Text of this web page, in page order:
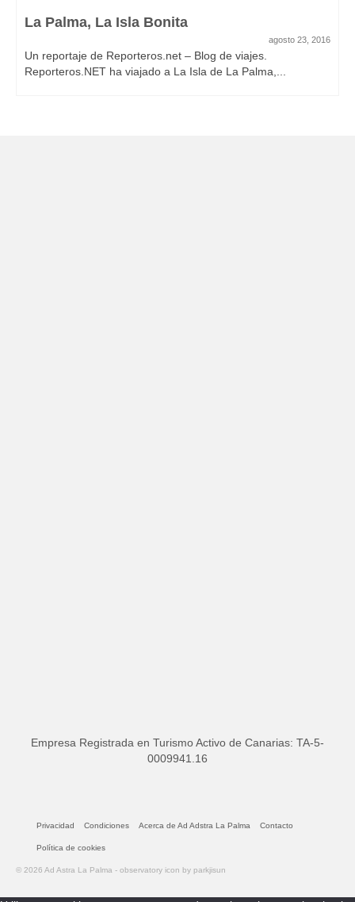
La Palma, La Isla Bonita
agosto 23, 2016
Un reportaje de Reporteros.net – Blog de viajes.
Reporteros.NET ha viajado a La Isla de La Palma,...
Empresa Registrada en Turismo Activo de Canarias: TA-5-
0009941.16
Privacidad Condiciones Acerca de Ad Adstra La Palma Contacto
Política de cookies
© 2026 Ad Astra La Palma - observatory icon by parkjisun